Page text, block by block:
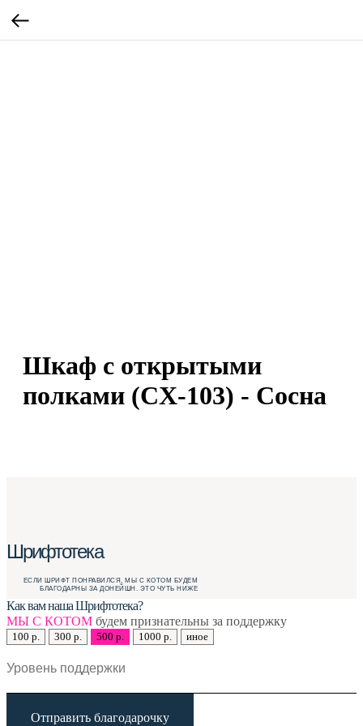
Шкаф с открытыми
полками (CX-103) - Сосна
Шрифтотека
ЕСЛИ ШРИФТ ПОНРАВИЛСЯ, МЫ С КОТОМ БУДЕМ
БЛАГОДАРНЫ ЗА ДОНЕЙШН. ЭТО ЧУТЬ НИЖЕ
Как вам наша Шрифтотека?
МЫ С КОТОМ будем признательны за поддержку
100 р. 300 р. 500 р. 1000 р. иное
Отправить благодарочку